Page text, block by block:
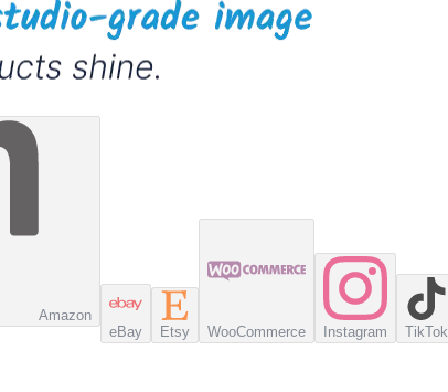
Amazon
eBay
Etsy WooCommerce Instagram TikTok